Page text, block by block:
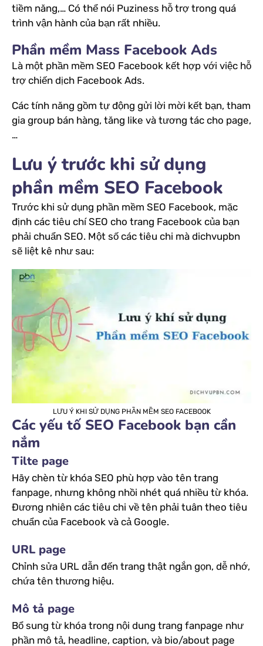
tiềm năng,… Có thể nói Puziness hỗ trợ trong quá
trình vận hành của bạn rất nhiều.
Phần mềm Mass Facebook Ads
Là một phần mềm SEO Facebook kết hợp với việc hỗ
trợ chiến dịch Facebook Ads.
Các tính năng gồm tự động gửi lời mời kết bạn, tham
gia group bán hàng, tăng like và tương tác cho page,
…
Lưu ý trước khi sử dụng
phần mềm SEO Facebook
Trước khi sử dụng phần mềm SEO Facebook, mặc
định các tiêu chí SEO cho trang Facebook của bạn
phải chuẩn SEO. Một số các tiêu chi mà dichvupbn
sẽ liệt kê như sau:
LƯU Ý KHI SỬ DỤNG PHẦN MỀM SEO FACEBOOK
Các yếu tố SEO Facebook bạn cần
nắm
Tilte page
Hãy chèn từ khóa SEO phù hợp vào tên trang
fanpage, nhưng không nhồi nhét quá nhiều từ khóa.
Đương nhiên các tiêu chi về tên phải tuân theo tiêu
chuẩn của Facebook và cả Google.
URL page
Chỉnh sửa URL dẫn đến trang thật ngắn gọn, dễ nhớ,
chứa tên thương hiệu.
Mô tả page
Bổ sung từ khóa trong nội dung trang fanpage như
phần mô tả, headline, caption, và bio/about page